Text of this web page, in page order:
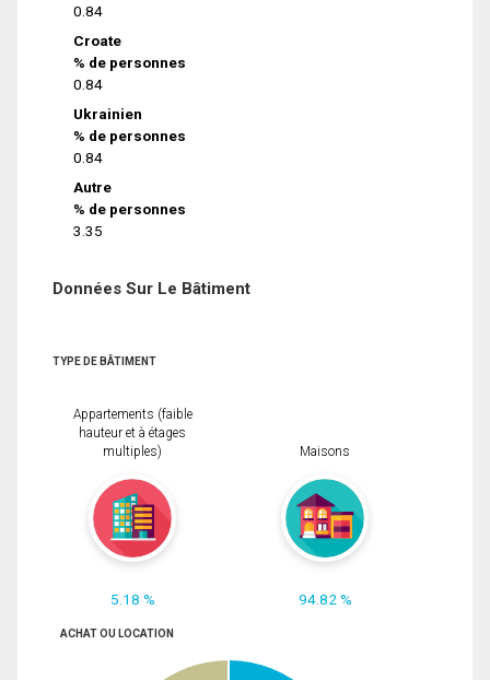
0.84
Croate
% de personnes
0.84
Ukrainien
% de personnes
0.84
Autre
% de personnes
3.35
Données Sur Le Bâtiment
TYPE DE BÂTIMENT
Appartements (faible
hauteur et à étages
multiples)
5.18 %
Maisons
94.82 %
ACHAT OU LOCATION